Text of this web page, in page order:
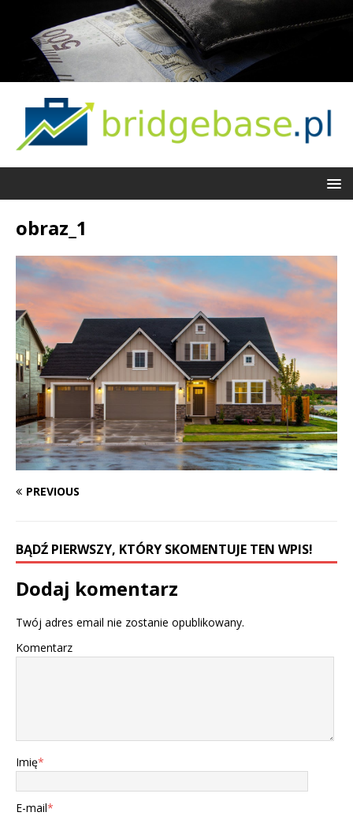
obraz_1
PREVIOUS
BĄDŹ PIERWSZY, KTÓRY SKOMENTUJE TEN WPIS!
Dodaj komentarz
Twój adres email nie zostanie opublikowany.
Komentarz
Imię*
E-mail*